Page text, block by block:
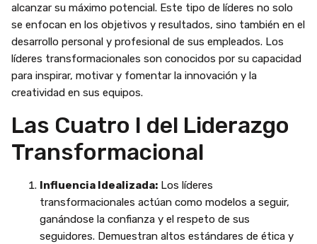
alcanzar su máximo potencial. Este tipo de líderes no solo
se enfocan en los objetivos y resultados, sino también en el
desarrollo personal y profesional de sus empleados. Los
líderes transformacionales son conocidos por su capacidad
para inspirar, motivar y fomentar la innovación y la
creatividad en sus equipos.
Las Cuatro I del Liderazgo
Transformacional
Influencia Idealizada: Los líderes
transformacionales actúan como modelos a seguir,
ganándose la confianza y el respeto de sus
seguidores. Demuestran altos estándares de ética y